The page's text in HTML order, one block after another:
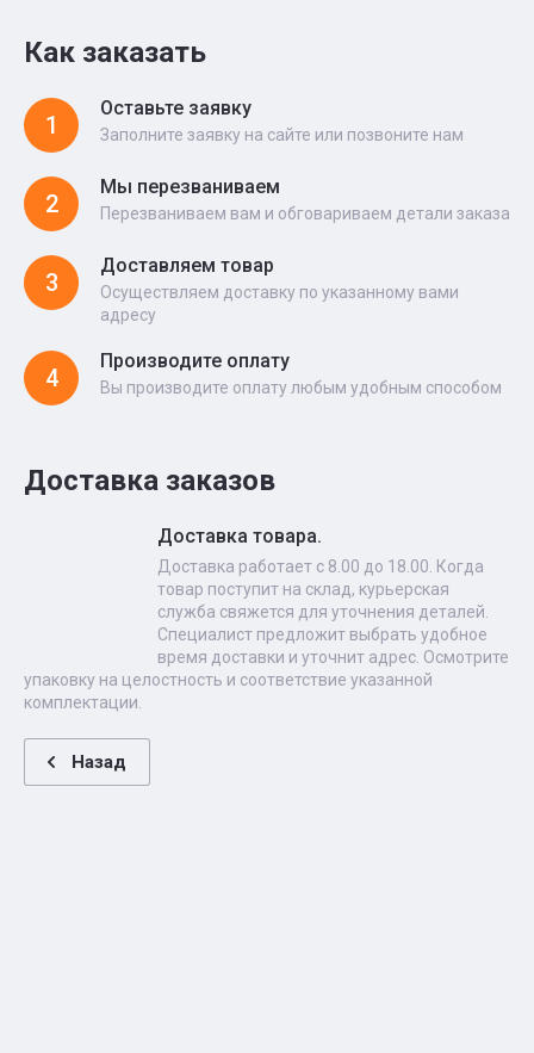
Как заказать
1
Оставьте заявку
Заполните заявку на сайте или позвоните нам
2
Мы перезваниваем
Перезваниваем вам и обговариваем детали заказа
3
Доставляем товар
Осуществляем доставку по указанному вами
адресу
4
Производите оплату
Вы производите оплату любым удобным способом
Доставка заказов
Доставка товара.
Доставка работает с 8.00 до 18.00. Когда
товар поступит на склад, курьерская
служба свяжется для уточнения деталей.
Специалист предложит выбрать удобное
время доставки и уточнит адрес. Осмотрите
упаковку на целостность и соответствие указанной
комплектации.
Назад